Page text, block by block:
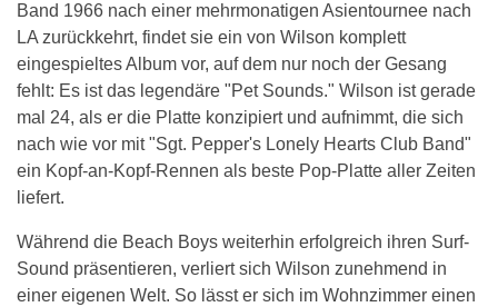
Band 1966 nach einer mehrmonatigen Asientournee nach
LA zurückkehrt, findet sie ein von Wilson komplett
eingespieltes Album vor, auf dem nur noch der Gesang
fehlt: Es ist das legendäre "Pet Sounds." Wilson ist gerade
mal 24, als er die Platte konzipiert und aufnimmt, die sich
nach wie vor mit "Sgt. Pepper's Lonely Hearts Club Band"
ein Kopf-an-Kopf-Rennen als beste Pop-Platte aller Zeiten
liefert.
Während die Beach Boys weiterhin erfolgreich ihren Surf-
Sound präsentieren, verliert sich Wilson zunehmend in
einer eigenen Welt. So lässt er sich im Wohnzimmer einen